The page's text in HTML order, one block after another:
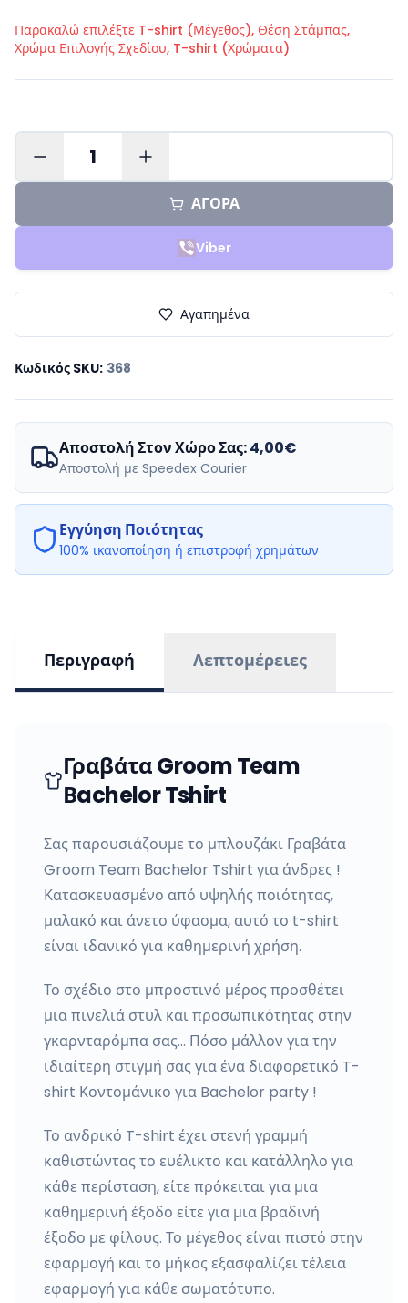
Παρακαλώ επιλέξτε T-shirt (Μέγεθος), Θέση Στάμπας,
Χρώμα Επιλογής Σχεδίου, T-shirt (Χρώματα)
1
ΑΓΟΡΑ
Viber
Αγαπημένα
Κωδικός SKU: 368
Αποστολή Στον Χώρο Σας:4,00€
Αποστολή με Speedex Courier
Εγγύηση Ποιότητας
100% ικανοποίηση ή επιστροφή χρημάτων
Περιγραφή Λεπτομέρειες
Γραβάτα Groom Team
Βachelor Tshirt
Σας παρουσιάζουμε το μπλουζάκι Γραβάτα
Groom Team Βachelor Tshirt για άνδρες !
Κατασκευασμένο από υψηλής ποιότητας,
μαλακό και άνετο ύφασμα, αυτό το t-shirt
είναι ιδανικό για καθημερινή χρήση.
Το σχέδιο στο μπροστινό μέρος προσθέτει
μια πινελιά στυλ και προσωπικότητας στην
γκαρνταρόμπα σας... Πόσο μάλλον για την
ιδιαίτερη στιγμή σας για ένα διαφορετικό T-
shirt Κοντομάνικο για Bachelor party !
Το ανδρικό T-shirt έχει στενή γραμμή
καθιστώντας το ευέλικτο και κατάλληλο για
κάθε περίσταση, είτε πρόκειται για μια
καθημερινή έξοδο είτε για μια βραδινή
έξοδο με φίλους. Το μέγεθος είναι πιστό στην
εφαρμογή και το μήκος εξασφαλίζει τέλεια
εφαρμογή για κάθε σωματότυπο.